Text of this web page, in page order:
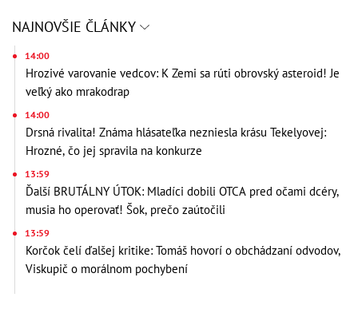
NAJNOVŠIE ČLÁNKY
14:00
Hrozivé varovanie vedcov: K Zemi sa rúti obrovský asteroid! Je
veľký ako mrakodrap
14:00
Drsná rivalita! Známa hlásateľka nezniesla krásu Tekelyovej:
Hrozné, čo jej spravila na konkurze
13:59
Ďalší BRUTÁLNY ÚTOK: Mladíci dobili OTCA pred očami dcéry,
musia ho operovať! Šok, prečo zaútočili
13:59
Korčok čelí ďalšej kritike: Tomáš hovorí o obchádzaní odvodov,
Viskupič o morálnom pochybení